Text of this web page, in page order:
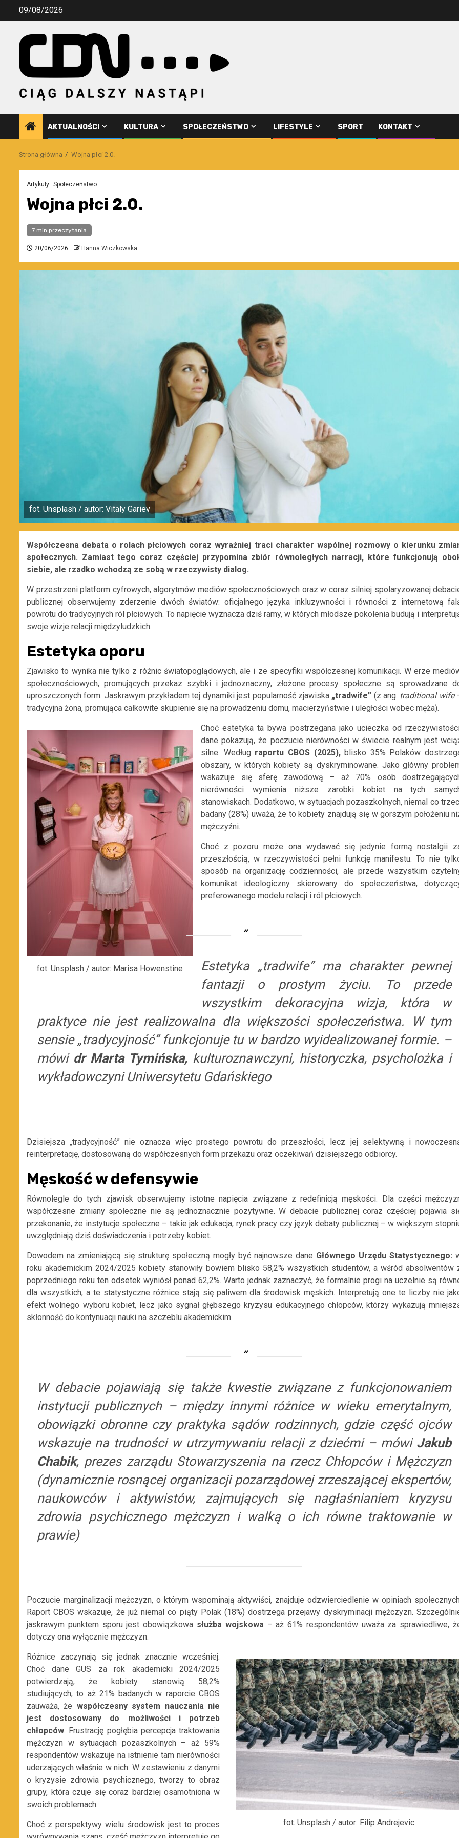
Przejdź09/08/2026
AKTUALNOŚCI KULTURA SPOŁECZEŃSTWO LIFESTYLE SPORT KONTAKT
Strona główna Wojna płci 2.0.
Artykuły Społeczeństwo
Wojna płci 2.0.
7 min przeczytania
20/06/2026 Hanna Wiczkowska
fot. Unsplash / autor: Vitaly Gariev
Współczesna debata o rolach płciowych coraz wyraźniej traci charakter wspólnej rozmowy o kierunku
społecznych. Zamiast tego coraz częściej przypomina zbiór równoległych narracji, które funkcjonują
siebie, ale rzadko wchodzą ze sobą w rzeczywisty dialog.
W przestrzeni platform cyfrowych, algorytmów mediów społecznościowych oraz w coraz silniej spolaryzowanej
publicznej obserwujemy zderzenie dwóch światów: oficjalnego języka inkluzywności i równości z internetową
powrotu do tradycyjnych ról płciowych. To napięcie wyznacza dziś ramy, w których młodsze pokolenia budują i
swoje wizje relacji międzyludzkich.
Estetyka oporu
Zjawisko to wynika nie tylko z różnic światopoglądowych, ale i ze specyfiki współczesnej komunikacji. W erze
społecznościowych, promujących przekaz szybki i jednoznaczny, złożone procesy społeczne są sprowadzane
uproszczonych form. Jaskrawym przykładem tej dynamiki jest popularność zjawiska „tradwife” (z ang. traditional wife
tradycyjna żona, promująca całkowite skupienie się na prowadzeniu domu, macierzyństwie i uległości wobec męża).
fot. Unsplash / autor: Marisa Howenstine
Choć estetyka ta bywa postrzegana jako ucieczka od
dane pokazują, że poczucie nierówności w świecie realnym jest
silne. Według raportu CBOS (2025),blisko 35% Polaków
obszary, w których kobiety są dyskryminowane. Jako główny
wskazuje się sferę zawodową – aż 70% osób
nierówności wymienia niższe zarobki kobiet na tych
stanowiskach. Dodatkowo, w sytuacjach pozaszkolnych, niemal co
badany (28%) uważa, że to kobiety znajdują się w gorszym położeniu
mężczyźni.
Choć z pozoru może ona wydawać się jedynie formą nostalgii
przeszłością, w rzeczywistości pełni funkcję manifestu. To nie
sposób na organizację codzienności, ale przede wszystkim
komunikat ideologiczny skierowany do społeczeństwa,
preferowanego modelu relacji i ról płciowych.
Estetyka „tradwife” ma charakter pewnej
fantazji o prostym życiu. To przede
wszystkim dekoracyjna wizja, która w
praktyce nie jest realizowalna dla większości społeczeństwa. W tym
sensie „tradycyjność” funkcjonuje tu w bardzo wyidealizowanej formie. –
mówi dr Marta Tymińska, kulturoznawczyni, historyczka, psycholożka i
wykładowczyni Uniwersytetu Gdańskiego
Dzisiejsza „tradycyjność” nie oznacza więc prostego powrotu do przeszłości, lecz jej selektywną i
reinterpretację, dostosowaną do współczesnych form przekazu oraz oczekiwań dzisiejszego odbiorcy.
Męskość w defensywie
Równolegle do tych zjawisk obserwujemy istotne napięcia związane z redefinicją męskości. Dla części
współczesne zmiany społeczne nie są jednoznacznie pozytywne. W debacie publicznej coraz częściej pojawia
przekonanie, że instytucje społeczne – takie jak edukacja, rynek pracy czy język debaty publicznej – w większym
uwzględniają dziś doświadczenia i potrzeby kobiet.
Dowodem na zmieniającą się strukturę społeczną mogły być najnowsze dane Głównego Urzędu Statystycznego:
roku akademickim 2024/2025 kobiety stanowiły bowiem blisko 58,2% wszystkich studentów, a wśród absolwentów
poprzedniego roku ten odsetek wyniósł ponad 62,2%. Warto jednak zaznaczyć, że formalnie progi na uczelnie są
dla wszystkich, a te statystyczne różnice stają się paliwem dla środowisk męskich. Interpretują one te liczby nie
efekt wolnego wyboru kobiet, lecz jako sygnał głębszego kryzysu edukacyjnego chłopców, którzy wykazują
skłonność do kontynuacji nauki na szczeblu akademickim.
W debacie pojawiają się także kwestie związane z funkcjonowaniem
instytucji publicznych – między innymi różnice w wieku emerytalnym,
obowiązki obronne czy praktyka sądów rodzinnych, gdzie część ojców
wskazuje na trudności w utrzymywaniu relacji z dziećmi – mówi Jakub
Chabik, prezes zarządu Stowarzyszenia na rzecz Chłopców i Mężczyzn
(dynamicznie rosnącej organizacji pozarządowej zrzeszającej ekspertów,
naukowców i aktywistów, zajmujących się nagłaśnianiem kryzysu
zdrowia psychicznego mężczyzn i walką o ich równe traktowanie w
prawie)
Poczucie marginalizacji mężczyzn, o którym wspominają aktywiści, znajduje odzwierciedlenie w opiniach
Raport CBOS wskazuje, że już niemal co piąty Polak (18%) dostrzega przejawy dyskryminacji mężczyzn.
jaskrawym punktem sporu jest obowiązkowa służba wojskowa– aż 61% respondentów uważa za sprawiedliwe,
dotyczy ona wyłącznie mężczyzn.
fot. Unsplash / autor: Filip Andrejevic
Różnice zaczynają się jednak znacznie wcześniej.
Choć dane GUS za rok akademicki 2024/2025
potwierdzają, że kobiety stanowią 58,2%
studiujących, to aż 21% badanych w raporcie CBOS
zauważa, że współczesny system nauczania nie
jest dostosowany do możliwości i potrzeb
chłopców. Frustrację pogłębia percepcja traktowania
mężczyzn w sytuacjach pozaszkolnych – aż 59%
respondentów wskazuje na istnienie tam nierówności
uderzających właśnie w nich. W zestawieniu z danymi
o kryzysie zdrowia psychicznego, tworzy to obraz
grupy, która czuje się coraz bardziej osamotniona w
swoich problemach.
Choć z perspektywy wielu środowisk jest to proces